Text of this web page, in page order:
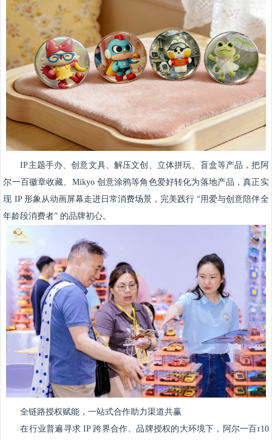
IP主题手办、创意文具、解压文创、立体拼玩、盲盒等产品，把阿
尔一百徽章收藏、Mikyo 创意涂鸦等角色爱好转化为落地产品，真正实
现 IP 形象从动画屏幕走进日常消费场景，完美践行 “用爱与创意陪伴全
年龄段消费者” 的品牌初心。
全链路授权赋能，一站式合作助力渠道共赢
在行业普遍寻求 IP 跨界合作、品牌授权的大环境下，阿尔一百r10